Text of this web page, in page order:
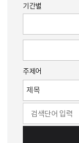
기간별
주제어